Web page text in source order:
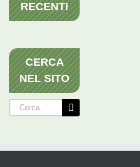
RECENTI
CERCA
NEL SITO
Cerca
per: